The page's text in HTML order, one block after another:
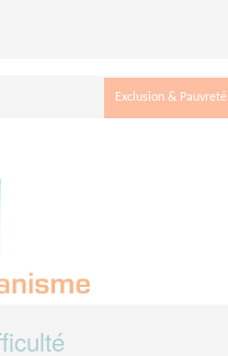
Exclusion & Pauvreté